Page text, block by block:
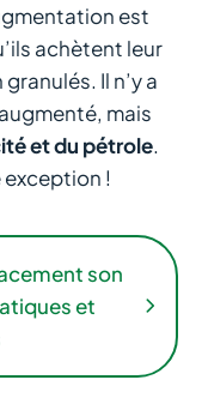
est
achètent leur
Il n’y a
mais
et du pétrole.
!
son
et